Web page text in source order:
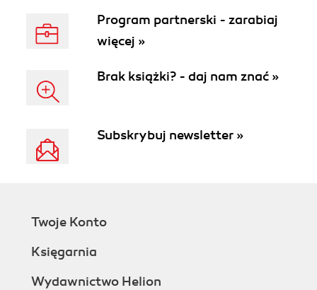
Program partnerski - zarabiaj
więcej »
Brak książki? - daj nam znać »
Subskrybuj newsletter »
Twoje Konto
Księgarnia
Wydawnictwo Helion